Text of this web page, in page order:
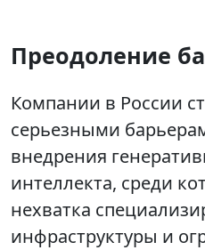
Преодоление
Компании в России
серьезными
внедрения
интеллекта, среди
нехватка
инфраструктуры и